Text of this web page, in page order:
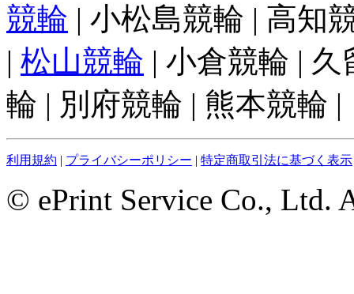
競輪 | 小松島競輪 | 高知
| 松山競輪 | 小倉競輪 |
輪 | 別府競輪 | 熊本競輪 |
利用規約 | プライバシーポリシー | 特定商取引法に基づく表示
© ePrint Service Co., Ltd.